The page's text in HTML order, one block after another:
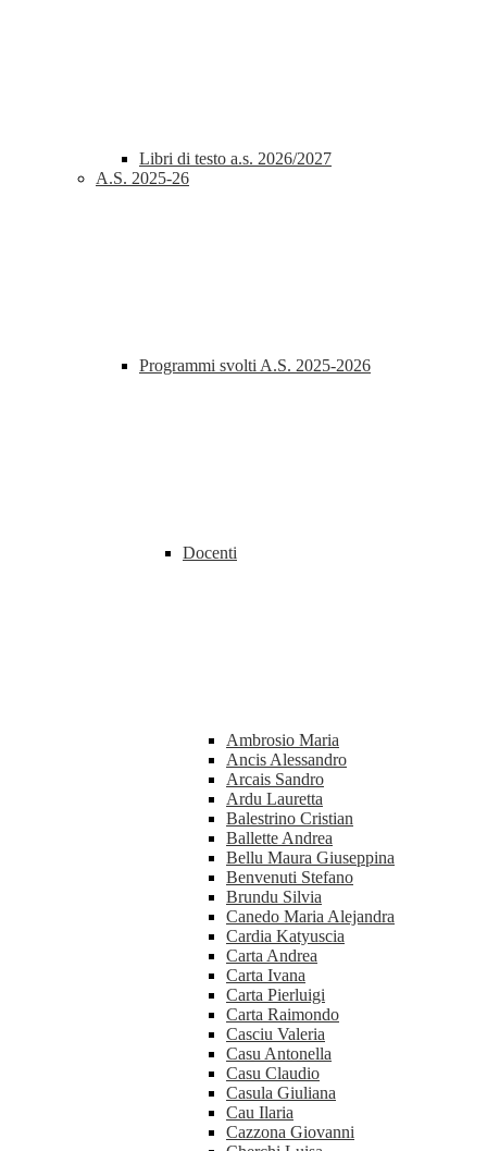
Libri di testo a.s. 2026/2027
A.S. 2025-26
Programmi svolti A.S. 2025-2026
Docenti
Ambrosio Maria
Ancis Alessandro
Arcais Sandro
Ardu Lauretta
Balestrino Cristian
Ballette Andrea
Bellu Maura Giuseppina
Benvenuti Stefano
Brundu Silvia
Canedo Maria Alejandra
Cardia Katyuscia
Carta Andrea
Carta Ivana
Carta Pierluigi
Carta Raimondo
Casciu Valeria
Casu Antonella
Casu Claudio
Casula Giuliana
Cau Ilaria
Cazzona Giovanni